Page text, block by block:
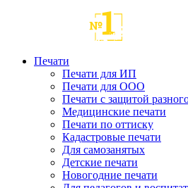
Печати
Печати для ИП
Печати для ООО
Печати с защитой
Медицинские печати
Печати по оттиску
Кадастровые печати
Для самозанятых
Детские печати
Новогодние печати